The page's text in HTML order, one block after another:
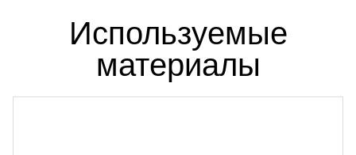
Используемые
материалы